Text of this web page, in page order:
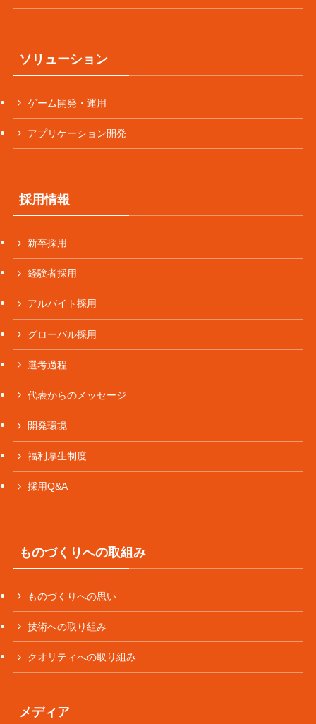
ソリューション
ゲーム開発・運用
アプリケーション開発
採用情報
新卒採用
経験者採用
アルバイト採用
グローバル採用
選考過程
代表からのメッセージ
開発環境
福利厚生制度
採用Q&A
ものづくりへの取組み
ものづくりへの思い
技術への取り組み
クオリティへの取り組み
メディア